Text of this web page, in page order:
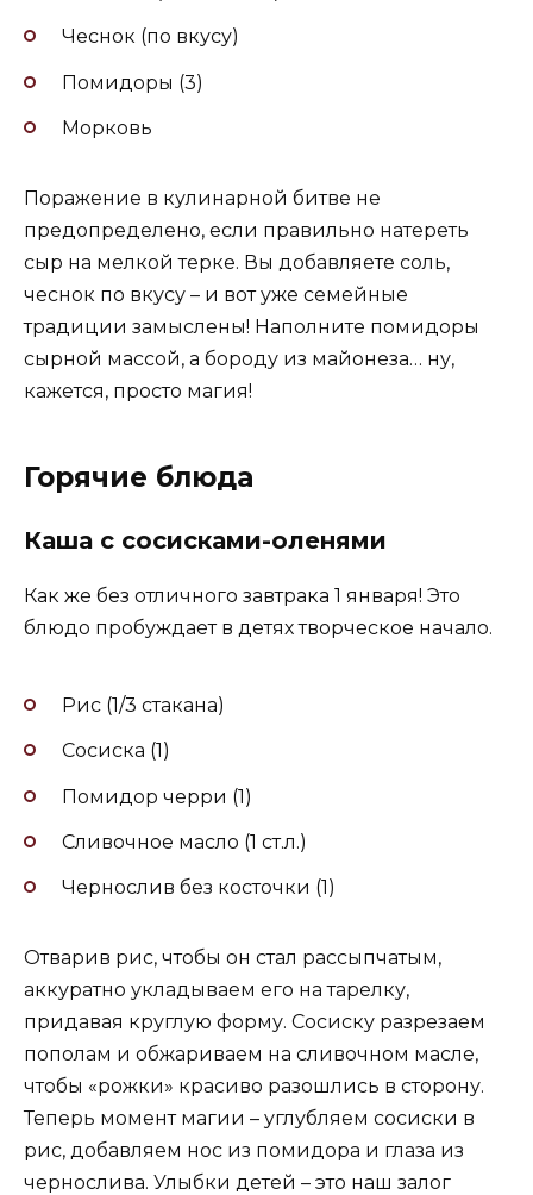
Чеснок (по вкусу)
Помидоры (3)
Морковь
Поражение в кулинарной битве не
предопределено, если правильно натереть
сыр на мелкой терке. Вы добавляете соль,
чеснок по вкусу – и вот уже семейные
традиции замыслены! Наполните помидоры
сырной массой, а бороду из майонеза… ну,
кажется, просто магия!
Горячие блюда
Каша с сосисками-оленями
Как же без отличного завтрака 1 января! Это
блюдо пробуждает в детях творческое начало.
Рис (1/3 стакана)
Сосиска (1)
Помидор черри (1)
Сливочное масло (1 ст.л.)
Чернослив без косточки (1)
Отварив рис, чтобы он стал рассыпчатым,
аккуратно укладываем его на тарелку,
придавая круглую форму. Сосиску разрезаем
пополам и обжариваем на сливочном масле,
чтобы «рожки» красиво разошлись в сторону.
Теперь момент магии – углубляем сосиски в
рис, добавляем нос из помидора и глаза из
чернослива. Улыбки детей – это наш залог